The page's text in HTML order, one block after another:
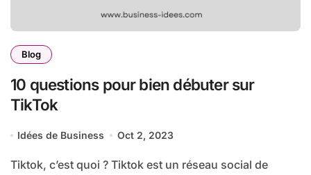
Blog
10 questions pour bien débuter sur
TikTok
Idées de Business Oct 2, 2023
Tiktok, c’est quoi ? Tiktok est un réseau social de